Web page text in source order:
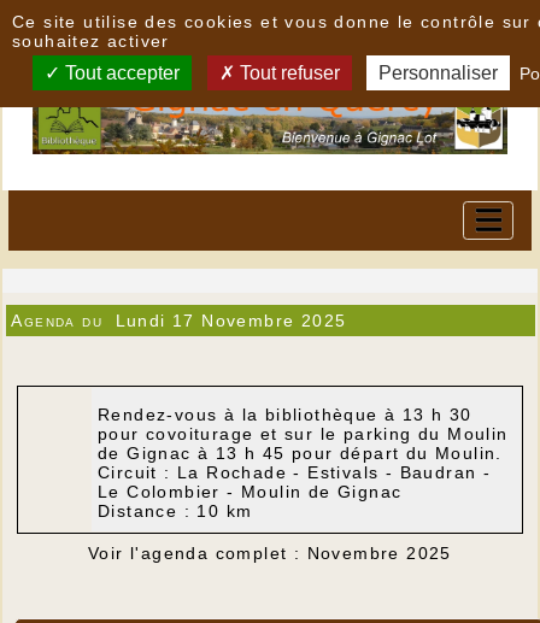
Agenda du Lundi 17 Novembre 2025
Rendez-vous à la bibliothèque à 13 h 30
pour covoiturage et sur le parking du Moulin
de Gignac à 13 h 45 pour départ du Moulin.
Circuit : La Rochade - Estivals - Baudran -
Le Colombier - Moulin de Gignac
Distance : 10 km
Voir l'agenda complet : Novembre 2025
Ce site utilise des cookies et vous donne le contrôle sur
souhaitez activer
Tout accepter Tout refuser Personnaliser